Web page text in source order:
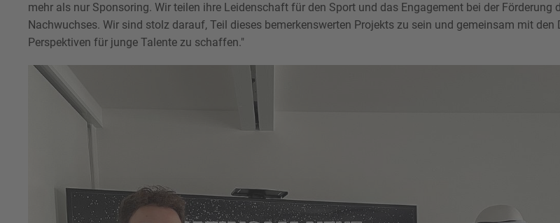
mehr als nur Sponsoring. Wir teilen ihre Leidenschaft für den Sport und das Engagement bei der Förderung
Nachwuchses. Wir sind stolz darauf, Teil dieses bemerkenswerten Projekts zu sein und gemeinsam mit den
Perspektiven für junge Talente zu schaffen."